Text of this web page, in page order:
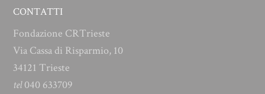
CONTATTI
Fondazione CRTrieste
Via Cassa di Risparmio, 10
34121 Trieste
tel040 633709